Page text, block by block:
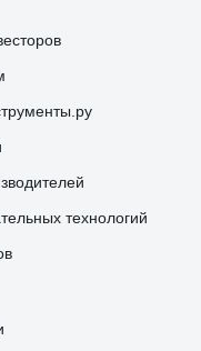
технологий